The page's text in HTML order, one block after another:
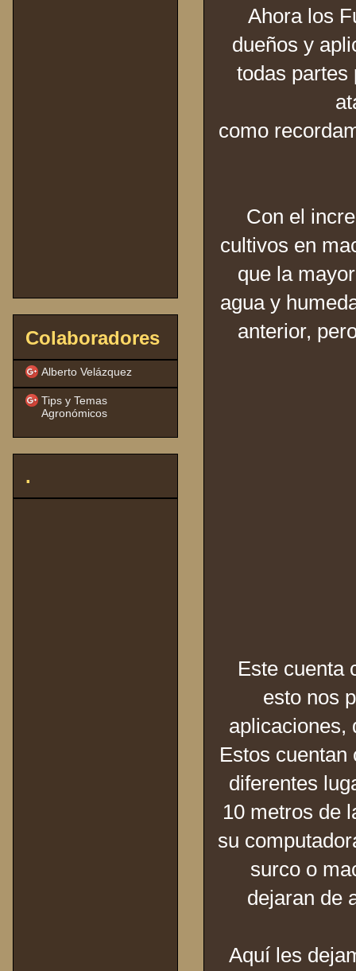
Ahora los
dueños y
todas partes
como
Con el
cultivos en
que la
agua y
anterior,
Este cuenta
esto nos
aplicaciones,
Estos
diferentes
10 metros de
su
surco o
dejaran de
Aquí les
Colaboradores
Alberto Velázquez
Tips y Temas
Agronómicos
.